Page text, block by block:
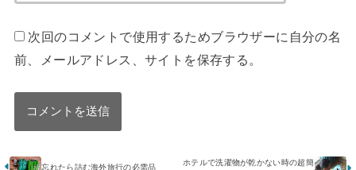
次回のコメントで使用するためブラウザーに自分の名
前、メールアドレス、サイトを保存する。
ホテルで洗濯物が乾かない時の超簡
忘れたら詰む海外旅行の必需品